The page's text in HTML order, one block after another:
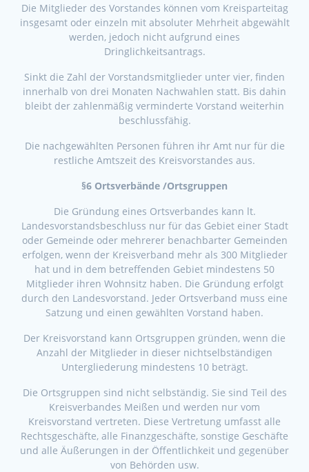
Die Mitglieder des Vorstandes können vom Kreisparteitag
insgesamt oder einzeln mit absoluter Mehrheit abgewählt
werden, jedoch nicht aufgrund eines
Dringlichkeitsantrags.
Sinkt die Zahl der Vorstandsmitglieder unter vier, finden
innerhalb von drei Monaten Nachwahlen statt. Bis dahin
bleibt der zahlenmäßig verminderte Vorstand weiterhin
beschlussfähig.
Die nachgewählten Personen führen ihr Amt nur für die
restliche Amtszeit des Kreisvorstandes aus.
§6 Ortsverbände /Ortsgruppen
Die Gründung eines Ortsverbandes kann lt.
Landesvorstandsbeschluss nur für das Gebiet einer Stadt
oder Gemeinde oder mehrerer benachbarter Gemeinden
erfolgen, wenn der Kreisverband mehr als 300 Mitglieder
hat und in dem betreffenden Gebiet mindestens 50
Mitglieder ihren Wohnsitz haben. Die Gründung erfolgt
durch den Landesvorstand. Jeder Ortsverband muss eine
Satzung und einen gewählten Vorstand haben.
Der Kreisvorstand kann Ortsgruppen gründen, wenn die
Anzahl der Mitglieder in dieser nichtselbständigen
Untergliederung mindestens 10 beträgt.
Die Ortsgruppen sind nicht selbständig. Sie sind Teil des
Kreisverbandes Meißen und werden nur vom
Kreisvorstand vertreten. Diese Vertretung umfasst alle
Rechtsgeschäfte, alle Finanzgeschäfte, sonstige Geschäfte
und alle Äußerungen in der Öffentlichkeit und gegenüber
von Behörden usw.